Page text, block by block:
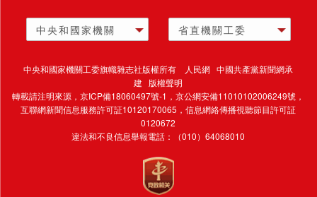
中央和國家機關 省直機關工委
中央和國家機關工委旗幟雜志社版權所有 人民網 中國共產黨新聞網承
建 版權聲明
轉載請注明來源，京ICP備18060497號-1 ，京公網安備11010102006249號，
互聯網新聞信息服務許可証10120170065，信息網絡傳播視聽節目許可証
0120672
違法和不良信息舉報電話：（010）64068010